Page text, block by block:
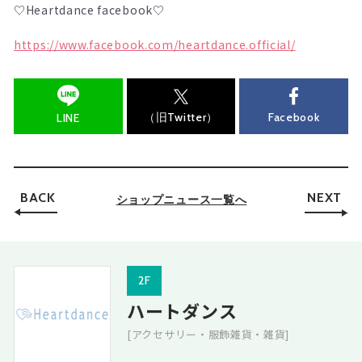
♡Heartdance facebook♡
https://www.facebook.com/heartdance.official/
LINE （旧Twitter） Facebook
BACK ショップニュース一覧へ NEXT
2F
ハートダンス
[アクセサリー・服飾雑貨・雑貨]